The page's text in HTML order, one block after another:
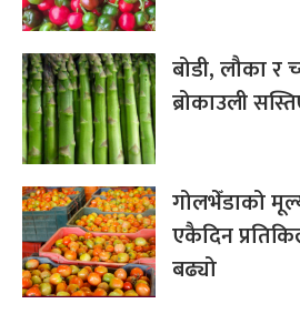
बोडी, लौका र
ब्रोकाउली
गोलभेँडाको
एकैदिन
बढ्यो